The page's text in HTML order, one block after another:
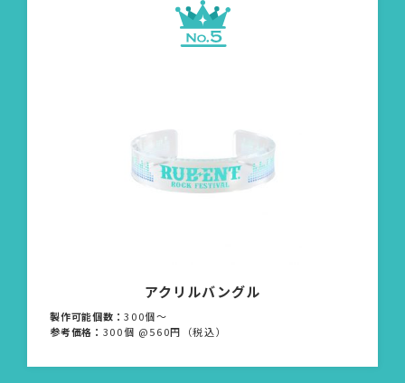
アクリルバングル
製作可能個数：300個〜
参考価格： 300個 @560円（税込）